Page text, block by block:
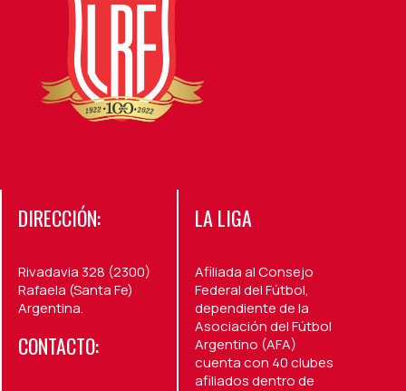
DIRECCIÓN:
Rivadavia 328 (2300)
Rafaela (Santa Fe)
Argentina.
CONTACTO:
LA LIGA
Afiliada al Consejo
Federal del Fútbol,
dependiente de la
Asociación del Fútbol
Argentino (AFA)
cuenta con 40 clubes
afiliados dentro de